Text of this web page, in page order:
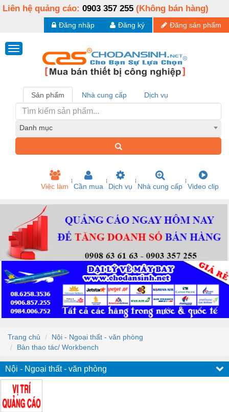
Liên hệ quảng cáo: 0903 357 255 (Không bán hàng)
Đăng sản phẩm
Đăng ký
Đăng nhập
Sản phẩm Nhà cung cấp Dịch vụ
Danh mục
Việc làm Cần mua Dịch vụ Nhà cung cấp Video clip
Trang chủ
Nội - Ngoại thất - văn phòng
Bàn thao tác/ Workbench
Nội - Ngoại thất - văn phòng